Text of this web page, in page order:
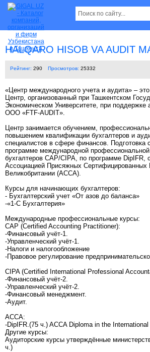
HALQARO HISOB VA AUDIT
Рейтинг: 290 Просмотров: 25332
«Центр международного учета и аудита» –
Центр, организованный при Ташкентском
Экономическом Университете, при поддержке
OOO «FTF-AUDIT».
Центр занимается обучением,
повышением квалификации бухгалтеров и
специалистов в сфере финансов. Подготовка
программе международной
бухгалтеров CAP/CIPA, по программе DipIFR,
Ассоциацией Присяжных Сертифицированных
Великобритании (ACCA).
Курсы для начинающих бухгалтеров:
- Бухгалтерский учет «От азов до баланса»
-«1-С Бухгалтерия»
Международные профессиональные курсы:
CAP (Certified Accounting Practitioner):
-Финансовый учёт-1.
-Управленческий учёт-1.
-Налоги и налогообложение
-Правовое регулирование
CIPA (Certified International Professional
-Финансовый учёт-2.
-Управленческий учёт-2.
-Финансовый менеджмент.
-Аудит.
ACCA:
-DipIFR.(75 ч.) ACCA Diploma in the
Другие курсы:
Аудиторские курсы утверждённые
ч.)